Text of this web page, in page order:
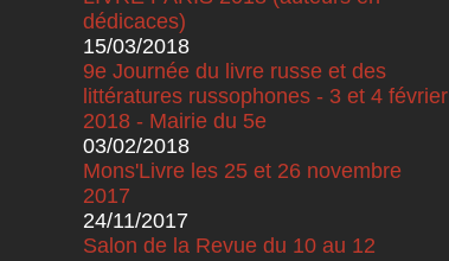
dédicaces)
15/03/2018
9e Journée du livre russe et des
littératures russophones - 3 et 4 février
2018 - Mairie du 5e
03/02/2018
Mons'Livre les 25 et 26 novembre
2017
24/11/2017
Salon de la Revue du 10 au 12